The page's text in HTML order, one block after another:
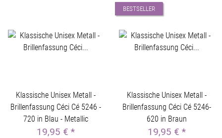
Klassische Unisex Metall -
Brillenfassung Céci Cé 5246 -
720 in Blau - Metallic
19,95 € *
BESTSELLER
Klassische Unisex Metall -
Brillenfassung Céci Cé 5246-
620 in Braun
19,95 € *